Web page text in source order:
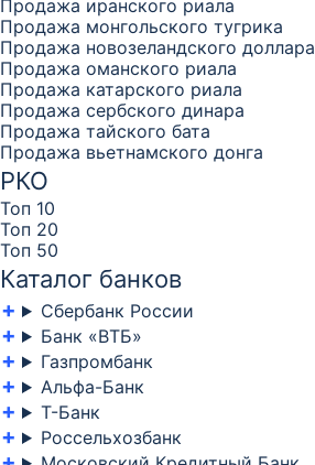
Продажа иранского риала
Продажа монгольского тугрика
Продажа новозеландского доллара
Продажа оманского риала
Продажа катарского риала
Продажа сербского динара
Продажа тайского бата
Продажа вьетнамского донга
РКО
Топ 10
Топ 20
Топ 50
Каталог банков
Сбербанк России
Банк «ВТБ»
Газпромбанк
Альфа-Банк
Т-Банк
Россельхозбанк